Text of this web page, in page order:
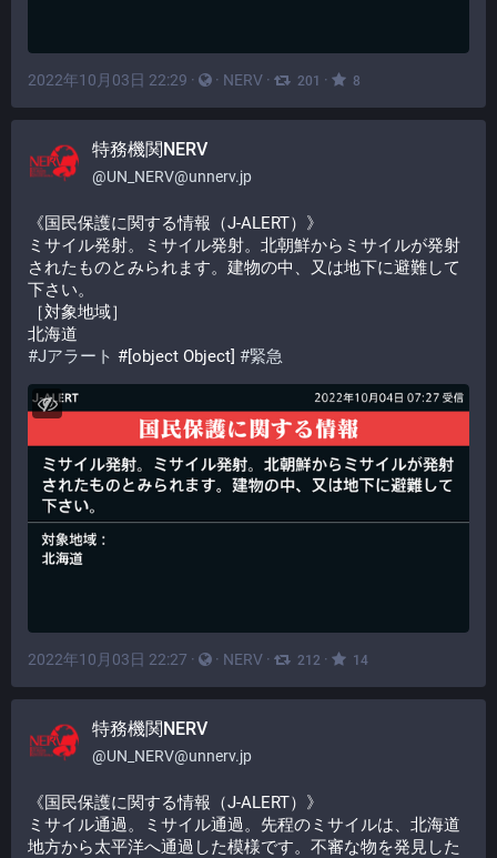
2022年10月03日 22:29 · · NERV · 201 · 8
特務機関NERV
@UN_NERV@unnerv.jp
《国民保護に関する情報（J-ALERT）》
ミサイル発射。ミサイル発射。北朝鮮からミサイルが発射
されたものとみられます。建物の中、又は地下に避難して
下さい。
［対象地域］
北海道
#Jアラート #[object Object] #緊急
2022年10月03日 22:27 · · NERV · 212 · 14
特務機関NERV
@UN_NERV@unnerv.jp
《国民保護に関する情報（J-ALERT）》
ミサイル通過。ミサイル通過。先程のミサイルは、北海道
地方から太平洋へ通過した模様です。不審な物を発見した